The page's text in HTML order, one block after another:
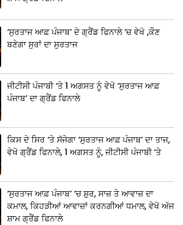
‘ਸੁਰਤਾਜ ਆਫ਼ ਪੰਜਾਬ’ ਦੇ ਗ੍ਰੈਂਡ ਫਿਨਾਲੇ ‘ਚ ਵੇਖੋ ,ਕੌਣ
ਬਣੇਗਾ ਸੁਰਾਂ ਦਾ ਸੁਰਤਾਜ
ਜੀਟੀਸੀ ਪੰਜਾਬੀ ‘ਤੇ 1 ਅਗਸਤ ਨੂੰ ਵੇਖੋ ‘ਸੁਰਤਾਜ ਆਫ਼
ਪੰਜਾਬ’ ਦਾ ਗ੍ਰੈਂਡ ਫਿਨਾਲੇ
ਕਿਸ ਦੇ ਸਿਰ ‘ਤੇ ਸੱਜੇਗਾ ‘ਸੁਰਤਾਜ ਆਫ਼ ਪੰਜਾਬ’ ਦਾ ਤਾਜ,
ਵੇਖੋ ਗ੍ਰੈਂਡ ਫਿਨਾਲੇ, 1 ਅਗਸਤ ਨੂੰ, ਜੀਟੀਸੀ ਪੰਜਾਬੀ ‘ਤੇ
‘ਸੁਰਤਾਜ ਆਫ਼ ਪੰਜਾਬ’ ‘ਚ ਸ਼ੁਰ, ਸਾਜ਼ ਤੇ ਆਵਾਜ਼ ਦਾ
ਕਮਾਲ, ਕਿਹੜੀਆਂ ਆਵਾਜ਼ਾਂ ਕਰਨਗੀਆਂ ਧਮਾਲ, ਵੇਖੋ ਅੱਜ
ਸ਼ਾਮ ਗ੍ਰੈਂਡ ਫਿਨਾਲੇ